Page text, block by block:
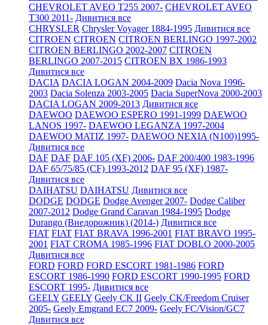
CHEVROLET AVEO Т255 2007- CHEVROLET AVEO
Т300 2011- Дивитися все
CHRYSLER Chrysler Voyager 1884-1995 Дивитися все
CITROEN CITROEN CITROEN BERLINGO 1997-2002
CITROEN BERLINGO 2002-2007 CITROEN
BERLINGO 2007-2015 CITROEN BX 1986-1993
Дивитися все
DACIA DACIA LOGAN 2004-2009 Dacia Nova 1996-
2003 Dacia Solenza 2003-2005 Dacia SuperNova 2000-2003
DACIA LOGAN 2009-2013 Дивитися все
DAEWOO DAEWOO ESPERO 1991-1999 DAEWOO
LANOS 1997- DAEWOO LEGANZA 1997-2004
DAEWOO MATIZ 1997- DAEWOO NEXIA (N100)1995-
Дивитися все
DAF DAF DAF 105 (XF) 2006- DAF 200/400 1983-1996
DAF 65/75/85 (CF) 1993-2012 DAF 95 (XF) 1987-
Дивитися все
DAIHATSU DAIHATSU Дивитися все
DODGE DODGE Dodge Avenger 2007- Dodge Caliber
2007-2012 Dodge Grand Caravan 1984-1995 Dodge
Durango (Внедорожник) (2014-) Дивитися все
FIAT FIAT FIAT BRAVA 1996-2001 FIAT BRAVO 1995-
2001 FIAT CROMA 1985-1996 FIAT DOBLO 2000-2005
Дивитися все
FORD FORD FORD ESCORT 1981-1986 FORD
ESCORT 1986-1990 FORD ESCORT 1990-1995 FORD
ESCORT 1995- Дивитися все
GEELY GEELY Geely CK II Geely CK/Freedom Cruiser
2005- Geely Emgrand EC7 2009- Geely FC/Vision/GC7
Дивитися все